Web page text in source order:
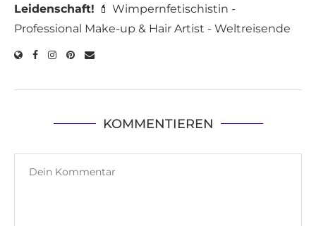
Leidenschaft! 💄 Wimpernfetischistin -
Professional Make-up & Hair Artist - Weltreisende
KOMMENTIEREN